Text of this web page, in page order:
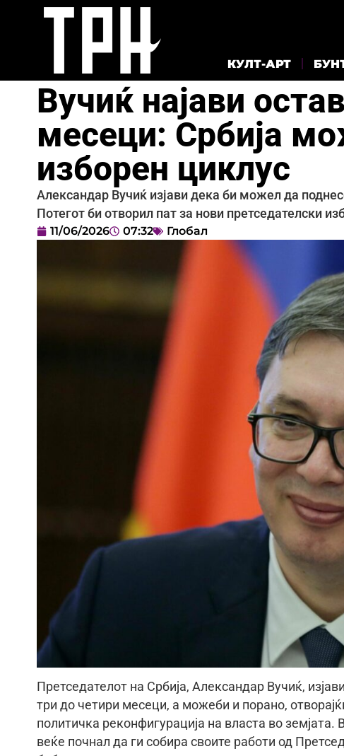
КУЛТ-АРТ
Вучиќ најави
месеци: Србија
изборен циклус
Александар Вучиќ изјави дека би можел да
Потегот би отворил пат за нови претседателски
11/06/2026 07:32 Глобал
Претседателот на Србија, Александар Вучиќ,
три до четири месеци, а можеби и порано,
политичка реконфигурација на власта во
веќе почнал да ги собира своите работи од